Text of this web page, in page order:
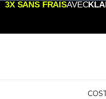
3X SANS FRAISAVEC